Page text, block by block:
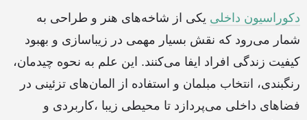
دکوراسیون داخلی یکی از شاخه‌های هنر و طراحی به
شمار می‌رود که نقش بسیار مهمی در زیباسازی و بهبود
کیفیت زندگی افراد ایفا می‌کنند. این علم به نحوه چیدمان،
رنگبندی، انتخاب مبلمان و استفاده از المان‌های تزئینی در
فضاهای داخلی می‌پردازد تا محیطی زیبا ،کاربردی و